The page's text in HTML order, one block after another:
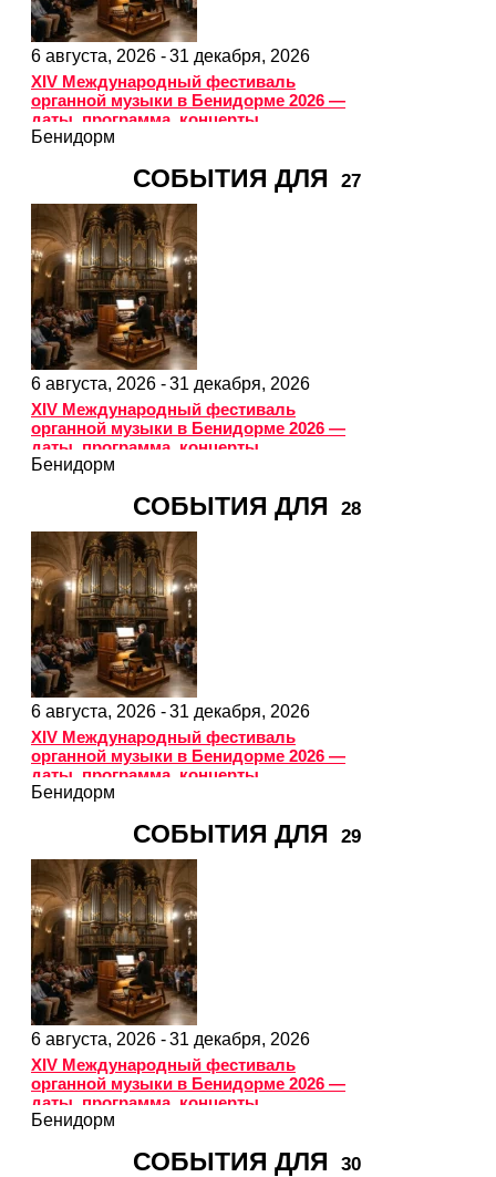
6 августа, 2026 -31 декабря, 2026
XIV Международный фестиваль
органной музыки в Бенидорме 2026 —
даты, программа, концерты
Бенидорм
СОБЫТИЯ ДЛЯ 27
6 августа, 2026 -31 декабря, 2026
XIV Международный фестиваль
органной музыки в Бенидорме 2026 —
даты, программа, концерты
Бенидорм
СОБЫТИЯ ДЛЯ 28
6 августа, 2026 -31 декабря, 2026
XIV Международный фестиваль
органной музыки в Бенидорме 2026 —
даты, программа, концерты
Бенидорм
СОБЫТИЯ ДЛЯ 29
6 августа, 2026 -31 декабря, 2026
XIV Международный фестиваль
органной музыки в Бенидорме 2026 —
даты, программа, концерты
Бенидорм
СОБЫТИЯ ДЛЯ 30